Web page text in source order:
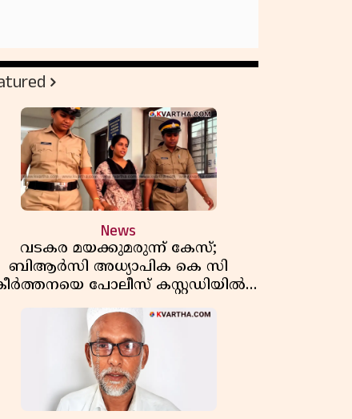
News
വടകര മയക്കുമരുന്ന് കേസ്;
ബിആർസി അധ്യാപിക കെ സി
പോലീസ് കസ്റ്റഡിയിൽ